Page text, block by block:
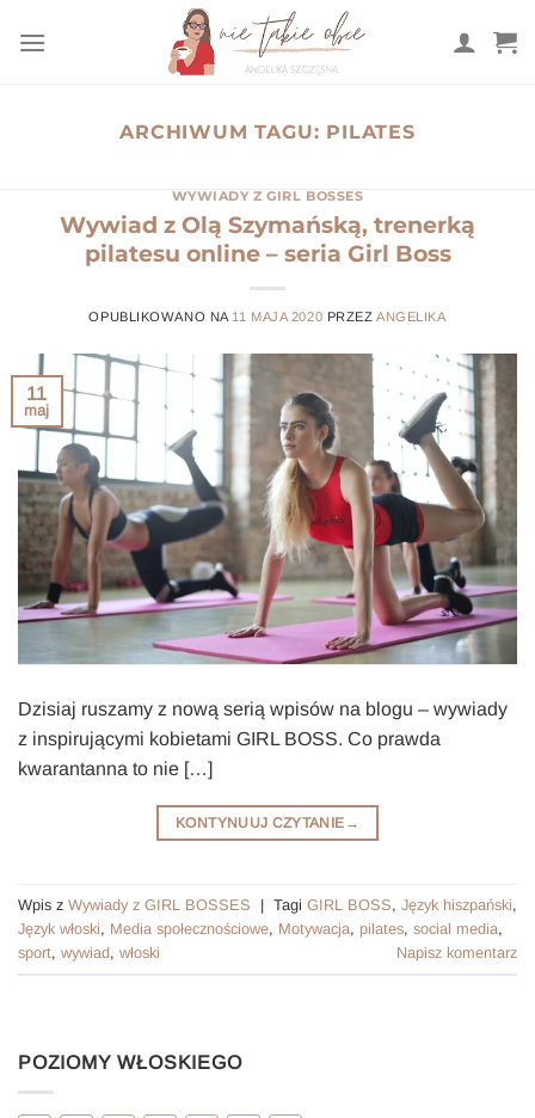
ARCHIWUM TAGU: PILATES
WYWIADY Z GIRL BOSSES
Wywiad z Olą Szymańską, trenerką
pilatesu online – seria Girl Boss
OPUBLIKOWANO NA 11 MAJA 2020 PRZEZANGELIKA
11
maj
Dzisiaj ruszamy z nową serią wpisów na blogu – wywiady
z inspirującymi kobietami GIRL BOSS. Co prawda
kwarantanna to nie […]
KONTYNUUJ CZYTANIE →
Wpis z Wywiady z GIRL BOSSES | Tagi GIRL BOSS, Język hiszpański,
Język włoski, Media społecznościowe, Motywacja, pilates, social media,
sport, wywiad, włoski Napisz komentarz
POZIOMY WŁOSKIEGO